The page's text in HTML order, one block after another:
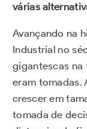
várias
Avançando na
Industrial no
gigantescas na
eram tomadas.
crescer em
tomada de